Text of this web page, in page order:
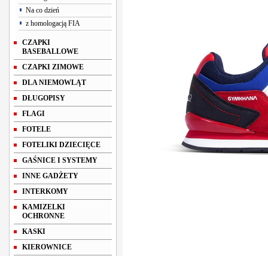
Na co dzień
z homologacją FIA
CZAPKI
BASEBALLOWE
CZAPKI ZIMOWE
DLA NIEMOWLĄT
DŁUGOPISY
FLAGI
FOTELE
FOTELIKI DZIECIĘCE
GAŚNICE I SYSTEMY
INNE GADŻETY
INTERKOMY
KAMIZELKI
OCHRONNE
KASKI
KIEROWNICE